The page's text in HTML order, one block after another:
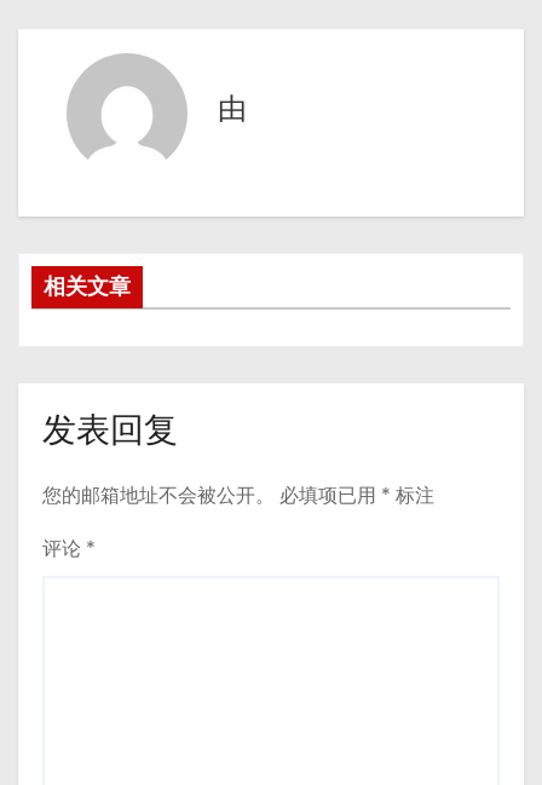
由
相关文章
发表回复
您的邮箱地址不会被公开。 必填项已用 * 标注
评论 *